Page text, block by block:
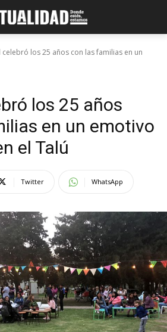
los 25 años con las familias en un
los 25 años
en un emotivo
el Talú
Twitter WhatsApp